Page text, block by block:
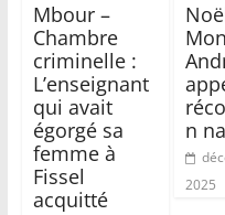
Mbour –
Chambre
criminelle :
L’enseignant
qui avait
égorgé sa
femme à
Fissel
acquitté
n
2025